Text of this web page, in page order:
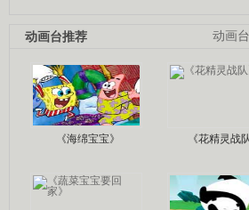
动画台
动画台推荐
《海绵宝宝》 《花精灵战